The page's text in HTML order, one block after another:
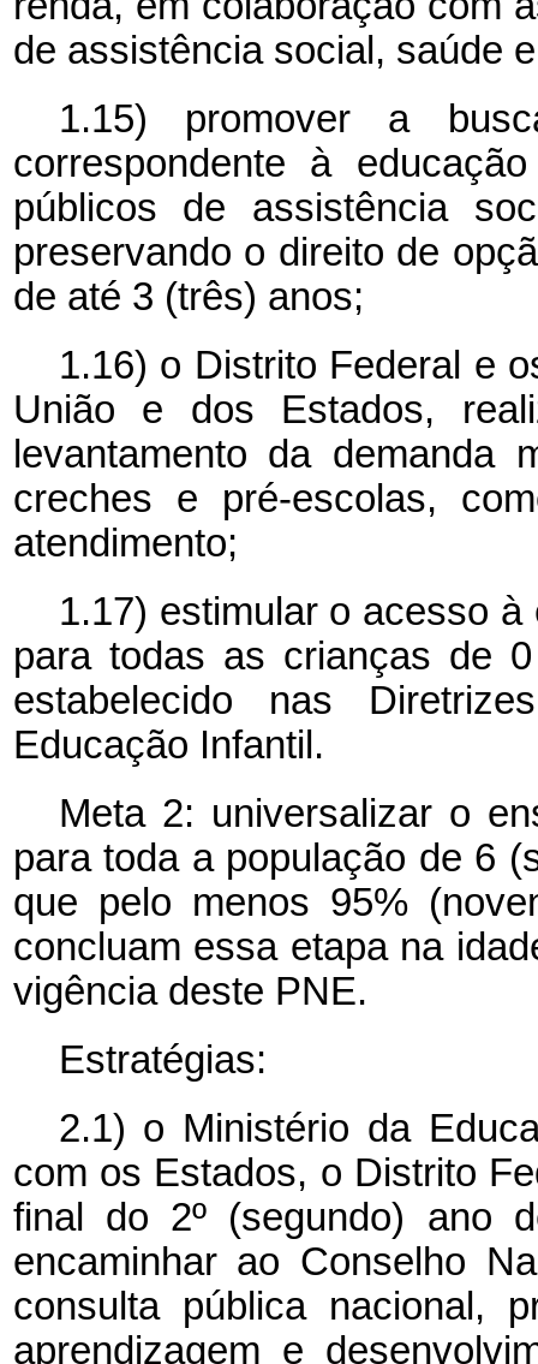
de assistência social, saúde
1.15) promover a
correspondente à
públicos de assistência
preservando o direito de
de até 3 (três) anos;
1.16) o Distrito Federal e
União e dos Estados,
levantamento da demanda
creches e pré-escolas,
atendimento;
1.17) estimular o acesso
para todas as crianças de
estabelecido nas
Educação Infantil.
Meta 2: universalizar o
para toda a população de 6
que pelo menos 95%
concluam essa etapa na
vigência deste PNE.
Estratégias:
2.1) o Ministério da
com os Estados, o Distrito
final do 2º (segundo) ano
encaminhar ao Conselho
consulta pública nacional,
aprendizagem e